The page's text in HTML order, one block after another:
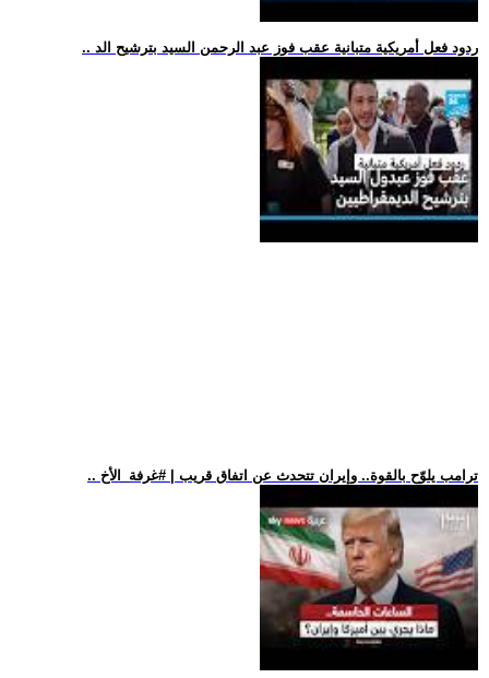
.. ردود فعل أمريكية متبانية عقب فوز عبد الرحمن السيد بترشيح الد
.. ترامب يلوّح بالقوة.. وإيران تتحدث عن اتفاق قريب | #غرفة_الأخ